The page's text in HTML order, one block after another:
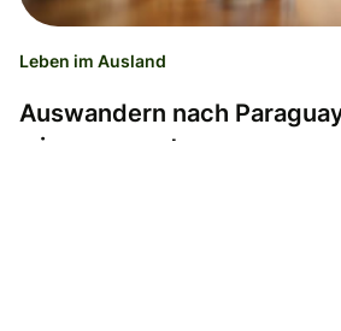
Leben im Ausland
Auswandern nach
wissen musst